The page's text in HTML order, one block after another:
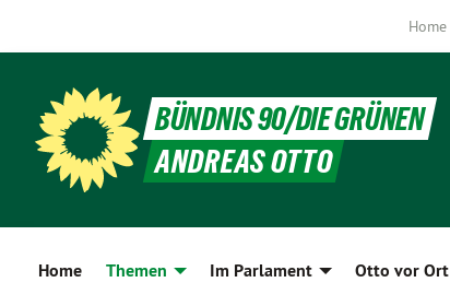
Home
BÜNDNIS 90/DIE GRÜNEN
ANDREAS OTTO
Home Themen Im Parlament Otto vor Ort